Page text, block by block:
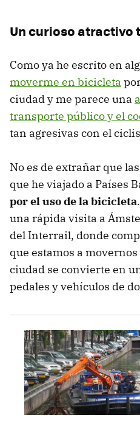
Un curioso atractivo
Como ya he escrito en
moverme en bicicleta
ciudad y me parece una
transporte público y el
tan agresivas con el
No es de extrañar que
que he viajado a Países
por el uso de la bicicleta
una rápida visita a
del Interrail, donde
que estamos a
ciudad se convierte en
pedales y vehículos de